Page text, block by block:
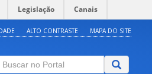
Legislação Canais
ALTO CONTRASTE MAPA DO SITE